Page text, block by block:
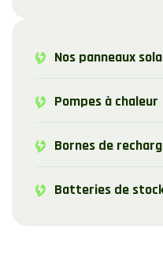
Nos panneaux
Pompes à chaleur
Bornes de
Batteries de